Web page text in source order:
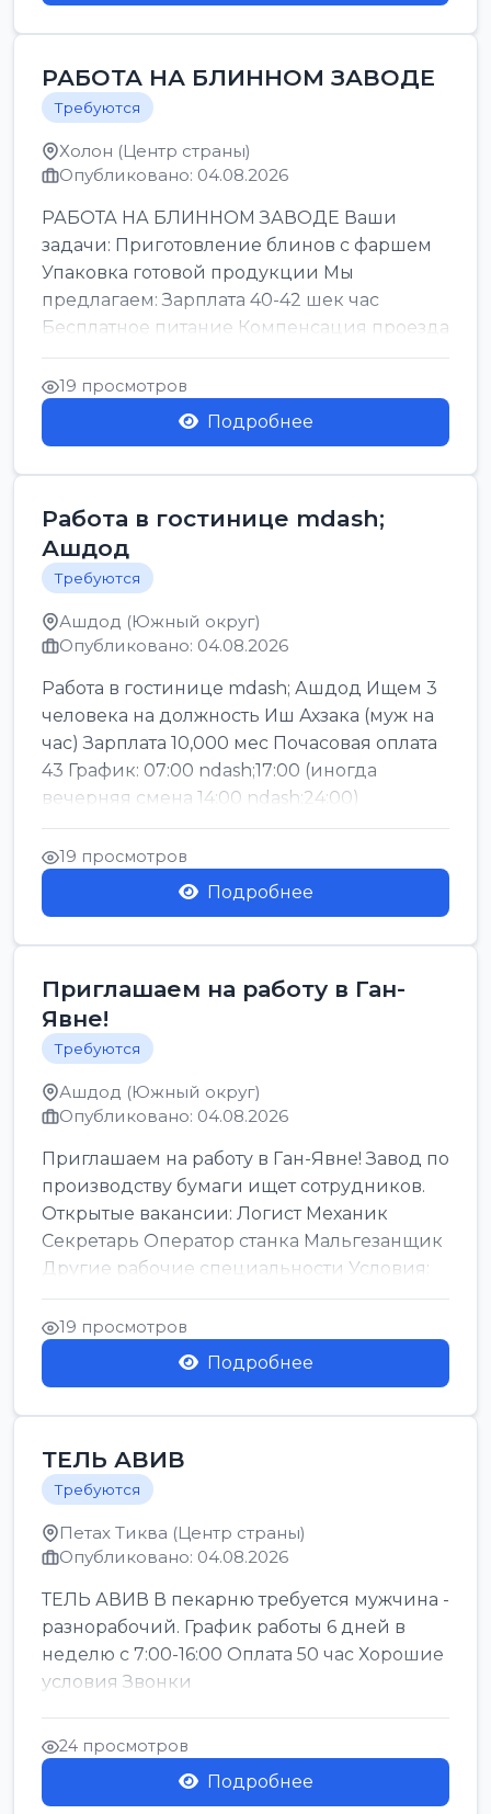
РАБОТА НА БЛИННОМ ЗАВОДЕ
Требуются
Холон (Центр страны)
Опубликовано: 04.08.2026
РАБОТА НА БЛИННОМ ЗАВОДЕ Ваши
задачи: Приготовление блинов с фаршем
Упаковка готовой продукции Мы
предлагаем: Зарплата 40-42 шек час
Бесплатное питание Компенсация проезда
Легкие условия труда График:...
19 просмотров
Подробнее
Работа в гостинице mdash;
Ашдод
Требуются
Ашдод (Южный округ)
Опубликовано: 04.08.2026
Работа в гостинице mdash; Ашдод Ищем 3
человека на должность Иш Ахзака (муж на
час) Зарплата 10,000 мес Почасовая оплата
43 График: 07:00 ndash;17:00 (иногда
вечерняя смена 14:00 ndash;24:00)
Обязател...
19 просмотров
Подробнее
Приглашаем на работу в Ган-
Явне!
Требуются
Ашдод (Южный округ)
Опубликовано: 04.08.2026
Приглашаем на работу в Ган-Явне! Завод по
производству бумаги ищет сотрудников.
Открытые вакансии: Логист Механик
Секретарь Оператор станка Мальгезанщик
Другие рабочие специальности Условия:
Организов...
19 просмотров
Подробнее
ТЕЛЬ АВИВ
Требуются
Петах Тиква (Центр страны)
Опубликовано: 04.08.2026
ТЕЛЬ АВИВ В пекарню требуется мужчина -
разнорабочий. График работы 6 дней в
неделю с 7:00-16:00 Оплата 50 час Хорошие
условия Звонки
24 просмотров
Подробнее